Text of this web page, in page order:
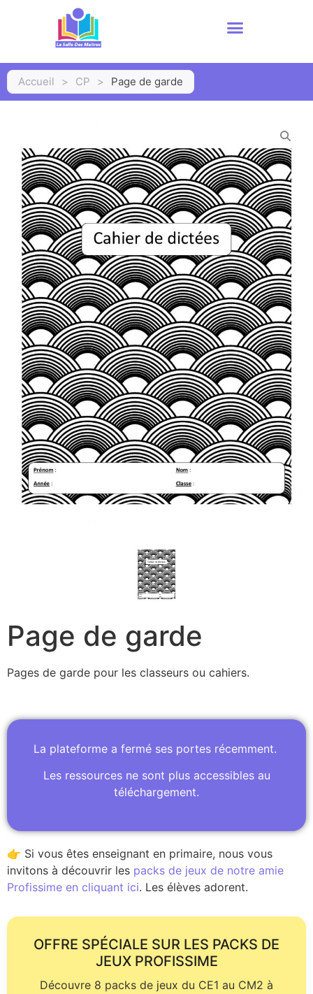
Accueil > CP > Page de garde
Page de garde
Pages de garde pour les classeurs ou cahiers.
La plateforme a fermé ses portes récemment.
Les ressources ne sont plus accessibles au
téléchargement.
👉 Si vous êtes enseignant en primaire, nous vous
invitons à découvrir les packs de jeux de notre amie
Profissime en cliquant ici. Les élèves adorent.
OFFRE SPÉCIALE SUR LES PACKS DE
JEUX PROFISSIME
Découvre 8 packs de jeux du CE1 au CM2 à